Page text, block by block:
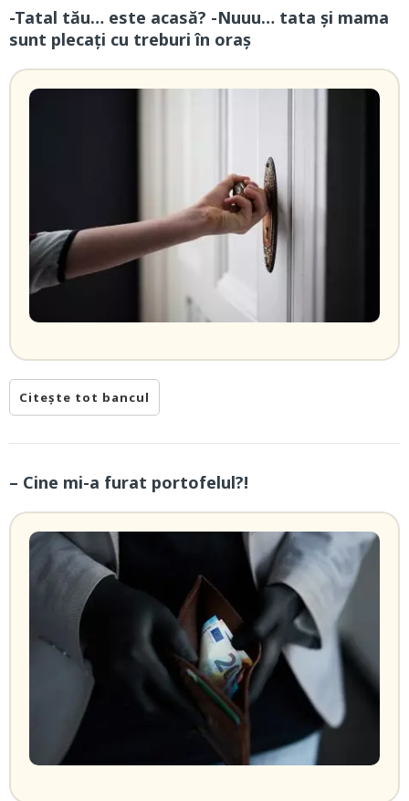
-Tatal tău… este acasă? -Nuuu… tata și mama
sunt plecați cu treburi în oraș
Citește tot bancul
– Cine mi-a furat portofelul?!